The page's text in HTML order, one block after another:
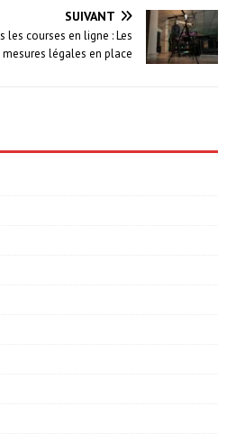
SUIVANT
les courses en ligne : Les
mesures légales en place